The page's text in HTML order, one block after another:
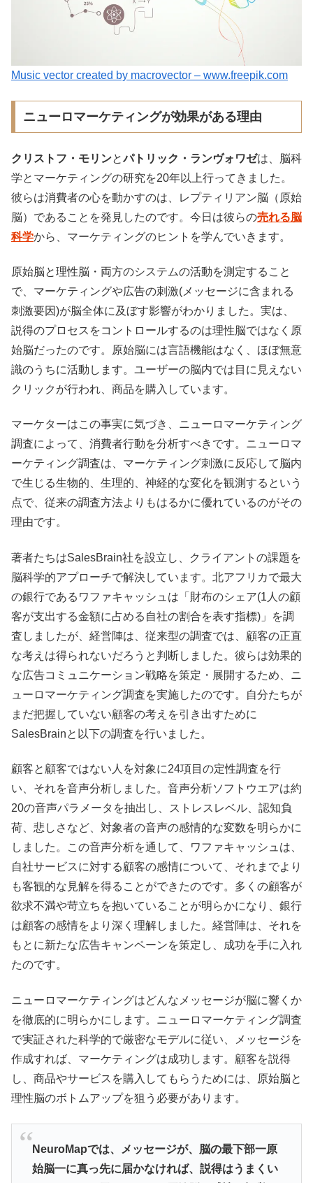
Music vector created by macrovector – www.freepik.com
ニューロマーケティングが効果がある理由
クリストフ・モリンとパトリック・ランヴォワゼは、脳科
学とマーケティングの研究を20年以上行ってきました。
彼らは消費者の心を動かすのは、レプティリアン脳（原始
脳）であることを発見したのです。今日は彼らの売れる脳
科学から、マーケティングのヒントを学んでいきます。
原始脳と理性脳・両方のシステムの活動を測定すること
で、マーケティングや広告の刺激( メッセージに含まれる
刺激要因)が脳全体に及ぼす影響がわかりました。実は、
説得のプロセスをコントロールするのは理性脳ではなく原
始脳だったのです。原始脳には言語機能はなく、 ほぼ無意
識のうちに活動します。ユーザーの脳内では目に見えない
クリックが行われ、商品を購入しています。
マーケターはこの事実に気づき、ニューロマーケティング
調査によって、消費者行動を分析すべきです。ニューロマ
ーケティング調査は、 マーケティング刺激に反応して脳内
で生じる生物的、生理的、 神経的な変化を観測するという
点で、 従来の調査方法よりもはるかに優れているのがその
理由です。
著者たちはSalesBrain社を設立し、クライアントの課題を
脳科学的アプローチで解決しています。北アフリカで最大
の銀行であるワファキャッシュは「財布のシェア(1人の顧
客が支出する金額に占める自社の割合を表す指標) 」を調
査しましたが、経営陣は、 従来型の調査では、顧客の正直
な考えは得られないだろうと判断しました。彼らは効果的
な広告コミュニケーション戦略を策定・展開するため、 ニ
ューロマーケティング調査を実施したのです。自分たちが
まだ把握していない顧客の考えを引き出すために
SalesBrainと以下の調査を行いました。
顧客と顧客ではない人を対象に24項目の定性調査を行
い、それを音声分析しました。 音声分析ソフトウエアは約
20の音声パラメータを抽出し、
ストレスレベル、認知負
荷、悲しさなど、 対象者の音声の感情的な変数を明らかに
しました。
この音声分析を通して、ワファキャッシュは、
自社サービスに対する顧客の感情について、それまでより
も客観的な 見解を得ることができたのです。多くの顧客が
欲求不満や苛立ちを抱いていることが明らかになり、銀行
は顧客の感情をより深く理解しました。経営陣は、それを
もとに新たな広告キャンペーンを策定し、成功を手に入れ
たのです。
ニューロマーケティングはどんなメッセージが脳に響くか
を徹底的に明らかにします。ニューロマーケティング調査
で実証された科学的で厳密なモデルに従い、メッセージを
作成すれば、マーケティングは成功します。顧客を説得
し、商品やサービスを購入してもらうためには、原始脳と
理性脳のボトムアップを狙う必要があります。
NeuroMapでは、メッセージが、 脳の最下部一原
始脳一に真っ先に届かなければ、 説得はうまくい